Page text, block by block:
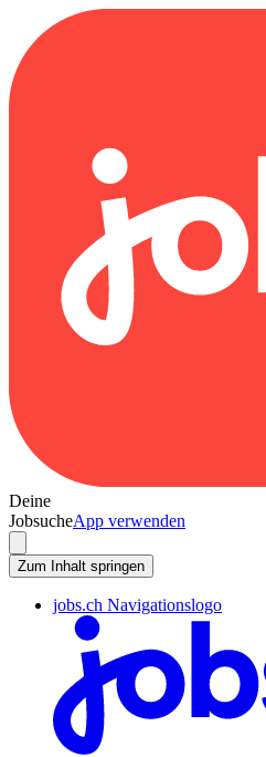
Deine
JobsucheApp verwenden
Zum Inhalt springen
jobs.ch Navigationslogo